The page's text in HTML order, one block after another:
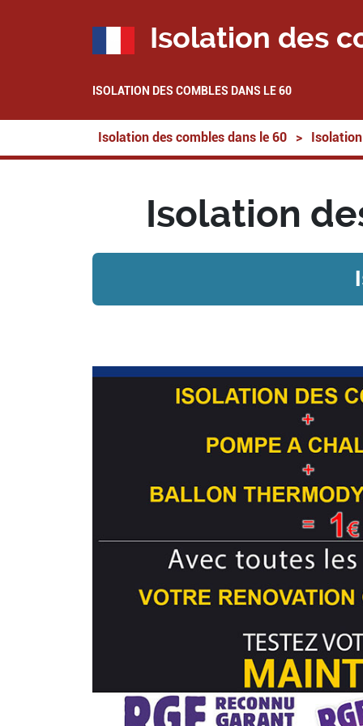
Isolation des
ISOLATION DES COMBLES DANS LE 60
Isolation des combles dans le 60 >
Isolation